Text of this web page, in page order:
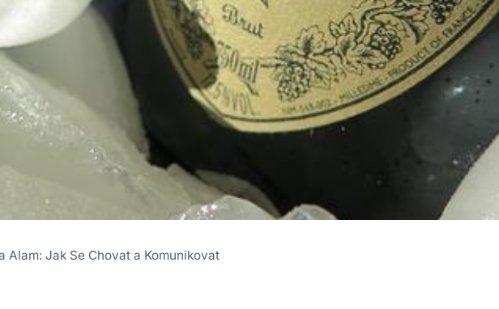
Alam: Jak Se Chovat a Komunikovat